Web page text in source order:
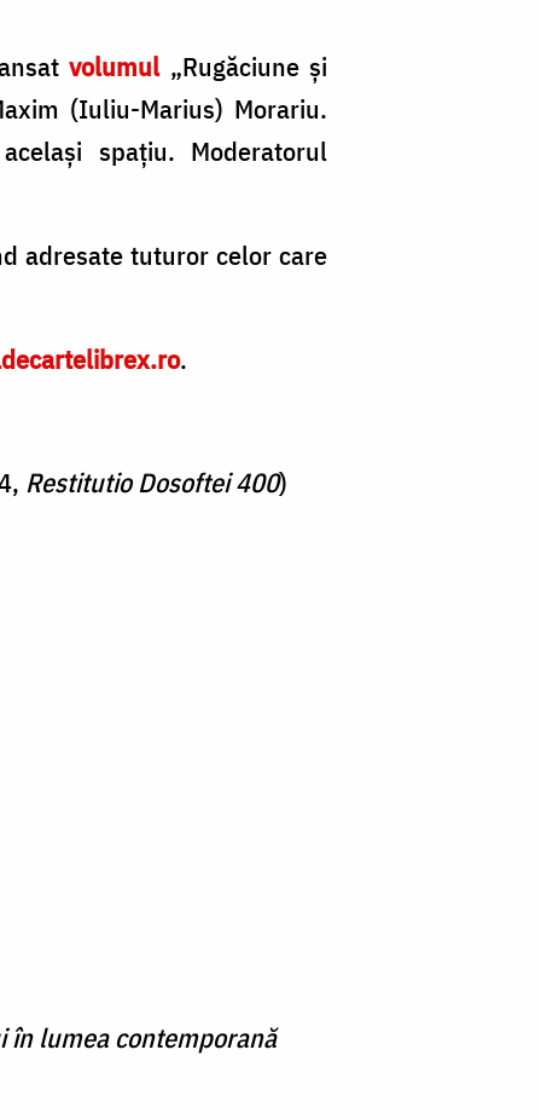
volumul „Rugăciune și
(Iuliu-Marius) Morariu.
spațiu. Moderatorul
adresate tuturor celor care
.
Restitutio Dosoftei 400)
lumea contemporană